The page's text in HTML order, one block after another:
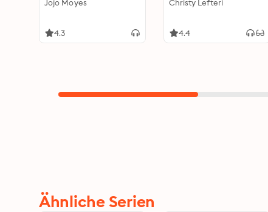
Jojo Moyes
4.3
Christy Lefteri
4.4
Ähnliche Serien